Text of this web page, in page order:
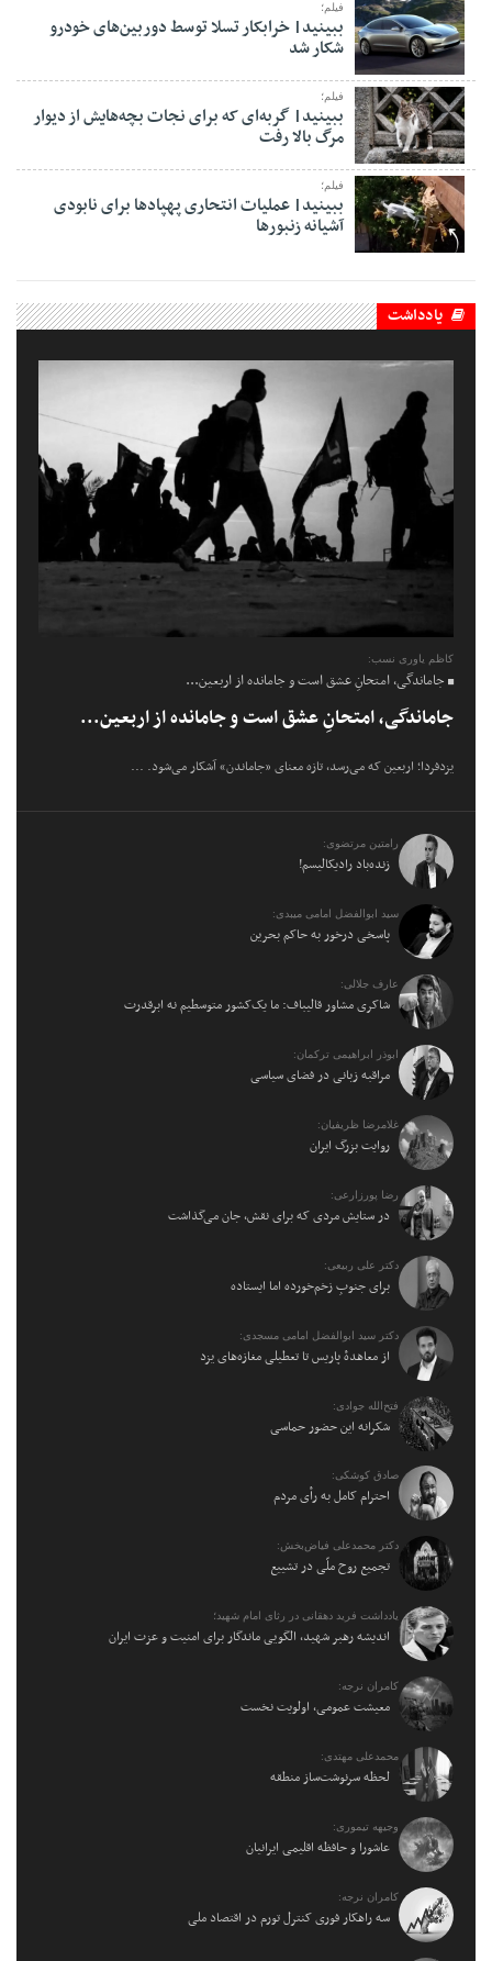
فیلم؛
ببینید| خرابکار تسلا توسط دوربین‌های خودرو
شکار شد
فیلم؛
ببینید| گربه‌ای که برای نجات بچه‌هایش از دیوار
مرگ بالا رفت
فیلم؛
ببینید| عملیات انتحاری پهپادها برای نابودی
آشیانه زنبورها
یادداشت
کاظم یاوری نسب:
جاماندگی، امتحانِ عشق است و جامانده از اربعین...
جاماندگی، امتحانِ عشق است و جامانده از اربعین...
یزدفردا؛ اربعین که می‌رسد، تازه معنای «جاماندن» آشکار می‌شود. ...
رامتین مرتضوی:
زنده‌باد رادیکالیسم!
سید ابوالفضل امامی میبدی:
پاسخی درخور به حاکم بحرین
عارف جلالی:
شاکری مشاور قالیباف: ما یک‌کشور متوسطیم نه ابرقدرت
ابوذر ابراهیمی ترکمان:
مراقبه زبانی در فضای سیاسی
غلامرضا ظریفیان:
روایت بزرگ ایران
رضا پورزارعی:
در ستایش مردی که برای نقش، جان می‌گذاشت
دکتر علی ربیعی:
برای جنوبِ زخم‌خورده اما ایستاده
دکتر سید ابوالفضل امامی مسجدی:
از معاهدهٔ پاریس تا تعطیلی مغازه‌های یزد
فتح‌الله جوادی:
شکرانه این حضور حماسی
صادق کوشکی:
احترام کامل به رأی مردم
دکتر محمدعلی فیاض‌بخش:
تجمیع روح ملّی در تشییع
یادداشت فرید دهقانی در رثای امام شهید؛
اندیشه رهبر شهید، الگویی ماندگار برای امنیت و عزت ایران
کامران نرجه:
معیشت عمومی، اولویت نخست
محمدعلی مهتدی:
لحظه سرنوشت‌ساز منطقه
وجیهه تیموری:
عاشورا و حافظه اقلیمی ایرانیان
کامران نرجه:
سه راهکار فوری کنترل تورم در اقتصاد ملی